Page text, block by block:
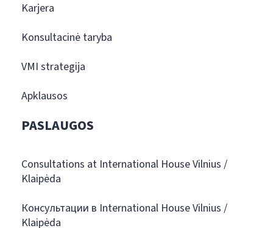
Karjera
Konsultacinė taryba
VMI strategija
Apklausos
PASLAUGOS
Consultations at International House Vilnius /
Klaipėda
Консультации в International House Vilnius /
Klaipėda